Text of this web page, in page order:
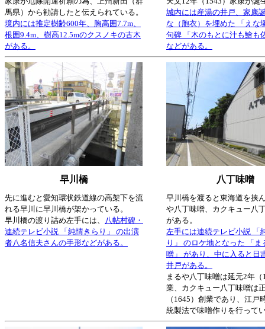
馬県）から勧請したと伝えられている。
境内には推定樹齢600年、胸高囲7.7m、
根囲9.4m、樹高12.5mのクスノキの古木
がある。
城内には産湯の井戸、家康
な（胞衣）を埋めた 「えな
句碑 「木のもとに汁も鱠も
などがある。
早川橋 八丁味噌
先に進むと愛知環状鉄道線の高架下を流
れる早川に早川橋が架かっている。
早川橋の渡り詰め左手には、 八帖村碑・
連続テレビ小説 「純情きらり」 の出演
者八名信夫さんの手形などがある。
早川橋を渡ると東海道を挟
や八丁味噌、カクキュー八
がある。
左手には連続テレビ小説 「
り」 のロケ地となった 「ま
噌」 があり、中に入ると日
井戸がある。
まるや八丁味噌は延元2年（
業、カクキュー八丁味噌は
（1645）創業であり、江戸
統製法で味噌作りを行って